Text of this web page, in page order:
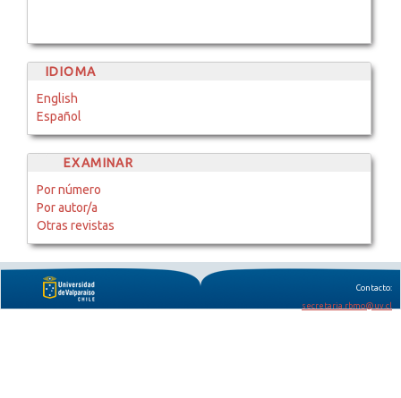
IDIOMA
English
Español
EXAMINAR
Por número
Por autor/a
Otras revistas
Contacto:
secretaria.rbmo@uv.cl